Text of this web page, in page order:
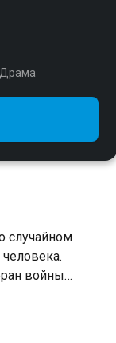
Драма
случайном
войны
начинает